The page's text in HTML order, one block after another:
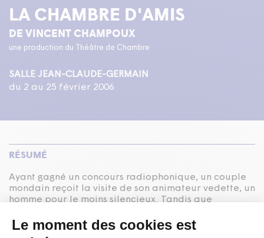
LA CHAMBRE D'AMIS
DE VINCENT CHAMPOUX
une production du Théâtre de Chambre
SALLE JEAN-CLAUDE-GERMAIN
du 2 au 25 février 2006
RÉSUMÉ
Ayant gagné un concours radiophonique, un couple
mondain reçoit la visite de son animateur vedette, un
homme pour le moins silencieux. Tandis que
l’extérieur, l’homme et la femme se dévoilent et